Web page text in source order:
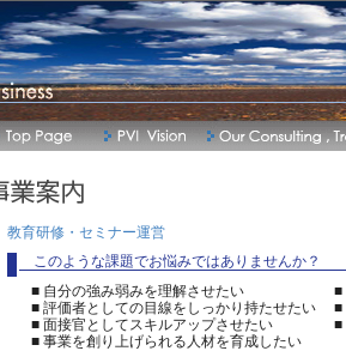
教育研修・セミナー運営
このような課題でお悩みではありませんか？
■ 自分の強み弱みを理解させたい
■
■ 評価者としての目線をしっかり持たせたい
■
■ 面接官としてスキルアップさせたい
■
■ 事業を創り上げられる人材を育成したい